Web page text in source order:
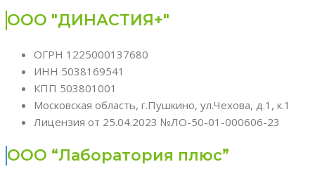
ООО "ДИНАСТИЯ+"
ОГРН 1225000137680
ИНН 5038169541
КПП 503801001
Московская область, г.Пушкино, ул.Чехова, д.1, к.1
Лицензия от 25.04.2023 №ЛО-50-01-000606-23
ООО “Лаборатория плюс”